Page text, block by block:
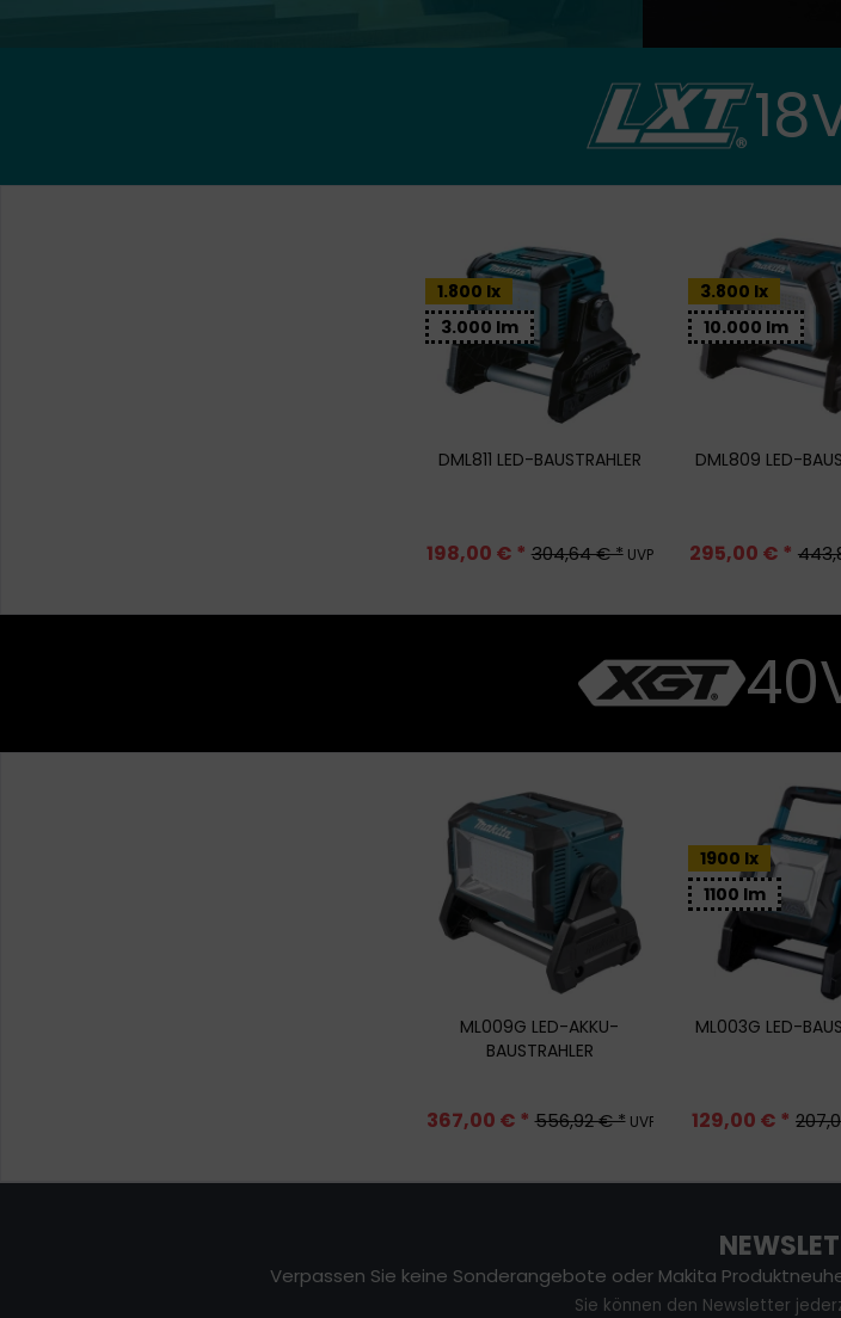
1.800 lx
3.000 lm
DML811 LED-BAUSTRAHLER
198,00 € * 304,64 € *UVP
3.800 lx
10.000 lm
DML809 LED-
295,00 € *
ML009G LED-AKKU-
BAUSTRAHLER
367,00 € * 556,92 € *UVP
1900 lx
1100 lm
ML003G LED-
129,00 € *
Verpassen Sie keine Sonderangebote oder Makita
Sie können den Newsletter